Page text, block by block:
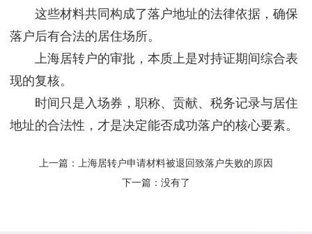
这些材料共同构成了落户地址的法律依据，确保
落户后有合法的居住场所。
上海居转户的审批，本质上是对持证期间综合表
现的复核。
时间只是入场券，职称、贡献、税务记录与居住
地址的合法性，才是决定能否成功落户的核心要素。
上一篇：
上海居转户申请材料被退回致落户失败的原因
下一篇：没有了